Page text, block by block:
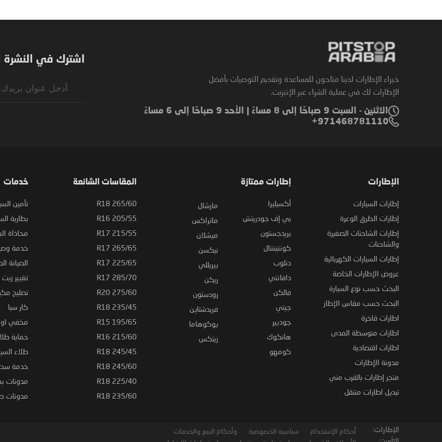
خبراء الإطارات لدينا متاحون للمساعدة وتقديم التوصيات بأفضل
الإطارات لك في عملية الشراء عبر الإنترنت.
الاثنين - السبت 9 صباحًا إلى 8 مساءً | الأحد 9 صباحًا إلى 6 مساءً
971468781110+
اشترك في النشرة
الإطارات
إطارات السيارات
إطارات الطرق الوعرة
إطارات الشاحنات الصغيرة
والشاحنات
إطارات السيارات الكهربائية
عروض الإطارات الخاصة
البحث حسب نوع السيارة
البحث حسب مقاس الإطار
اطارات فاخرة
اطارات متوسطة المدى
اطارات اقتصادية
مدونة الإطارات
متجر إطارات بالقرب مني
تبديل اطارات متنقل
إطارات ممتازة
أكسيليرا
بي إف جودريتش
بريدجستون
كونتيننتال
دنلوب
دافانتي
فالكن
جيتي
جوديير
هانكوك
كومهو
مارشال
ماتراكس
ميشلان
نيكسن
بيريللي
ريكن
رودستون
فريدشتاين
يوكوهاما
زيتكس
المقاسات الشائعة
265/60 R18
205/55 R16
215/55 R17
265/65 R17
225/65 R17
285/70 R17
275/60 R20
235/45 R18
195/65 R15
215/60 R16
245/45 R18
245/60 R18
225/40 R18
235/60 R18
خدمات
تأمين
بطارية
محاذاة
خدمة
الصيانة
تغيير زيت
تصليح
كار سبا
مخفي او
حماية
طلاء
خدمة
مدونات
مدونات
الإطارات: أحكام الإستخدام سياسية الخصوصية وأحكام البيع والخدمات